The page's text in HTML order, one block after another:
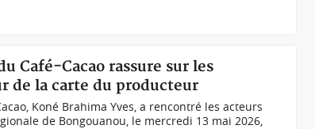
Café-Cacao rassure sur les
de la carte du producteur
Koné Brahima Yves, a rencontré les acteurs
de Bongouanou, le mercredi 13 mai 2026,